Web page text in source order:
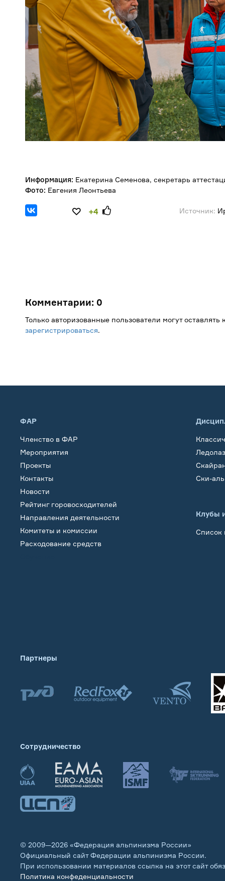
Информация: Екатерина Семенова, секретарь
Фото: Евгения Леонтьева
+4 Источник:
Комментарии: 0
Только авторизованные пользователи могут
зарегистрироваться.
ФАР
Членство в ФАР
Мероприятия
Проекты
Контакты
Новости
Рейтинг горовосходителей
Направления деятельности
Комитеты и комиссии
Расходование средств
Ски-
Клубы
Список
Партнеры
Сотрудничество
© 2009—2026 «Федерация альпинизма России»
Официальный сайт Федерации альпинизма России.
При использовании материалов ссылка на этот сайт
Политика конфеденциальности